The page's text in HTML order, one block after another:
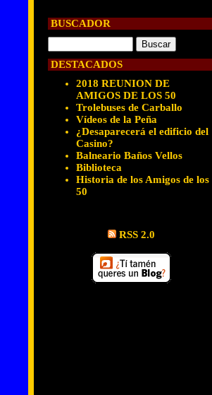
BUSCADOR
DESTACADOS
2018 REUNION DE
AMIGOS DE LOS 50
Trolebuses de Carballo
Vídeos de la Peña
¿Desaparecerá el edificio del
Casino?
Balneario Baños Vellos
Biblioteca
Historia de los Amigos de los
50
RSS 2.0